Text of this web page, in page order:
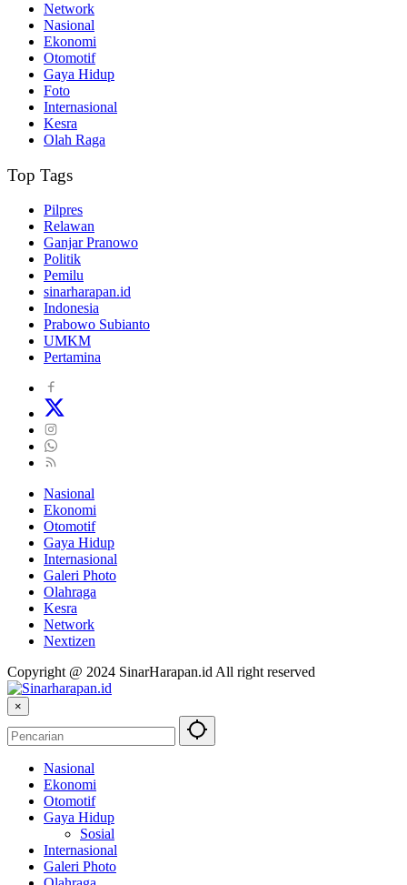
Network
Nasional
Ekonomi
Otomotif
Gaya Hidup
Foto
Internasional
Kesra
Olah Raga
Top Tags
Pilpres
Relawan
Ganjar Pranowo
Politik
Pemilu
sinarharapan.id
Indonesia
Prabowo Subianto
UMKM
Pertamina
Nasional
Ekonomi
Otomotif
Gaya Hidup
Internasional
Galeri Photo
Olahraga
Kesra
Network
Nextizen
Copyright @ 2024 SinarHarapan.id All right reserved
×
Nasional
Ekonomi
Otomotif
Gaya Hidup
Sosial
Internasional
Galeri Photo